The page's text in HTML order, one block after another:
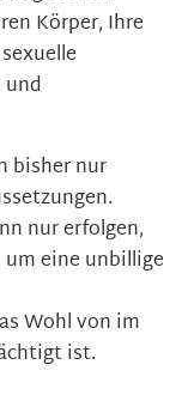
Körper, Ihre
bisher nur
nur erfolgen,
eine unbillige
Wohl von im
ist.